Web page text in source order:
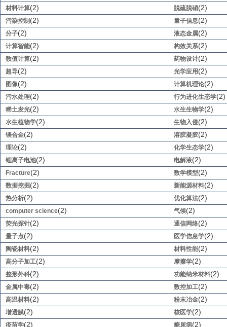
材料计算(2) 脱硫脱硝(2)
污染控制 (2) 量子信息(2)
分子(2) 液态金属(2)
计算智能(2) 构效关系(2)
数值计算(2) 药物设计(2)
超导(2) 光学应用 (2)
图像(2) 计算机理论(2)
污水处理(2) 行为进化生态学(2)
稀土发光(2) 水生生物学(2)
水生植物学(2) 生物入侵(2)
镁合金(2) 溶胶凝胶(2)
理论(2) 化学生态学(2)
锂离子电池(2) 电解液(2)
Fracture(2) 数学模型(2)
数据挖掘(2) 新能源材料(2)
热分析(2) 优化算法(2)
computer science(2) 气候(2)
荧光探针(2) 通信网络(2)
量子点(2) 医学信息学(2)
陶瓷材料(2) 材料性能(2)
高分子加工(2) 摩擦学(2)
整形外科(2) 功能纳米材料(2)
金属中毒(2) 数控加工(2)
高温材料(2) 粉末冶金(2)
增透膜(2) 核医学(2)
疫苗学(2) 糖尿病(2)